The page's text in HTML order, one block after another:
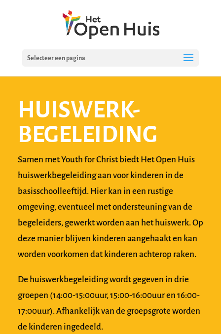
Selecteer een pagina
HUISWERK-
BEGELEIDING
Samen met Youth for Christ biedt Het Open Huis
huiswerkbegeleiding aan voor kinderen in de
basisschoolleeftijd. Hier kan in een rustige
omgeving, eventueel met ondersteuning van de
begeleiders, gewerkt worden aan het huiswerk. Op
deze manier blijven kinderen aangehaakt en kan
worden voorkomen dat kinderen achterop raken.
De huiswerkbegeleiding wordt gegeven in drie
groepen (14:00-15:00uur, 15:00-16:00uur en 16:00-
17:00uur). Afhankelijk van de groepsgrote worden
de kinderen ingedeeld.